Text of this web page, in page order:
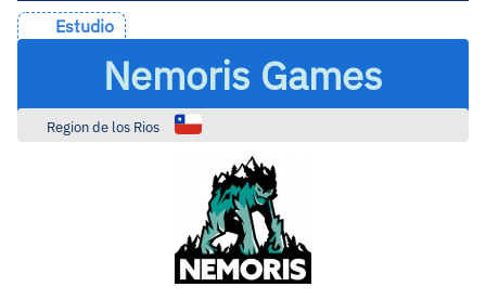
Estudio
Nemoris Games
Region de los Rios